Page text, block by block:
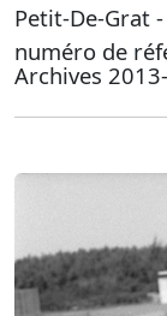
Petit-De-Grat
numéro de
Archives